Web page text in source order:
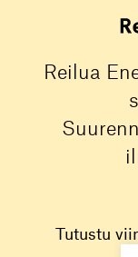
Reilua
Tutustu